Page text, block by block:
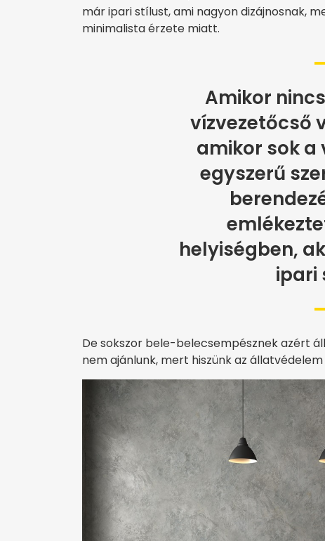
már ipari stílust, ami nagyon dizájnosnak,
minimalista érzete miatt.
Amikor
vízvezetőcső
amikor sok a
egyszerű
helyiségben,
ipari
De sokszor bele-belecsempésznek azért
nem ajánlunk, mert hiszünk az